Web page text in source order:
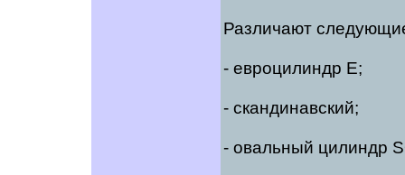
Различают
- евроцилиндр Е;
- скандинавский;
- овальный цилиндр